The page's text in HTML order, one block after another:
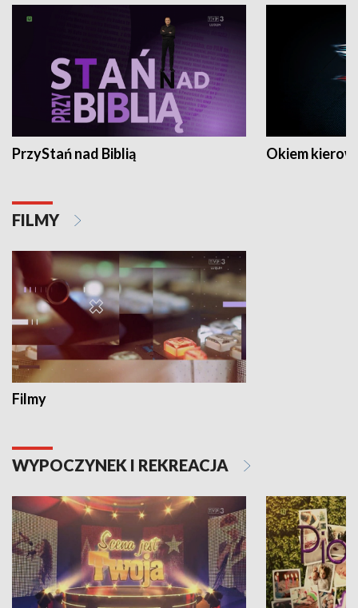
PrzyStań nad Biblią Okiem
FILMY
Filmy
WYPOCZYNEK I REKREACJA